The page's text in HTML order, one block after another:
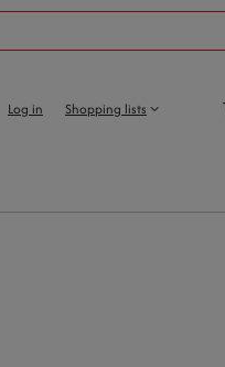
Log in Shopping lists